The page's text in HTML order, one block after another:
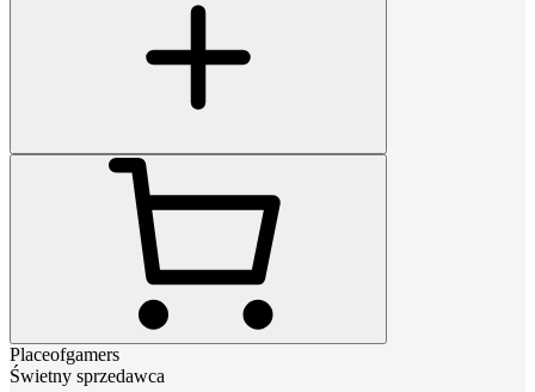
Placeofgamers
Świetny sprzedawca